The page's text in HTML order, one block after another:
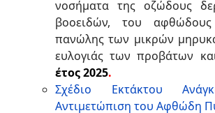
νοσήματα της οζώδους
βοοειδών, του
πανώλης των μικρών
ευλογιάς των προβάτων
έτος 2025.
Σχέδιο Εκτάκτου
Αντιμετώπιση του Αφθώδη